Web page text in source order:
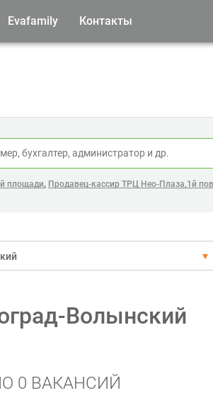
Evafamily Контакты
площади, Продавец-кассир ТРЦ Нео-Плаза,1й
Волынский
0 ВАКАНСИЙ